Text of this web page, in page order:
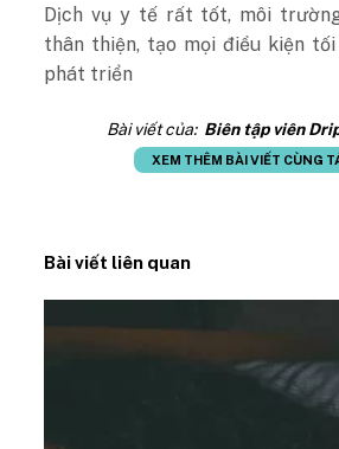
Dịch vụ y tế rất tốt, môi
thân thiện, tạo mọi điều kiện
phát triển
Bài viết của: Biên tập viên
XEM THÊM BÀI VIẾT CÙNG
Bài viết liên quan